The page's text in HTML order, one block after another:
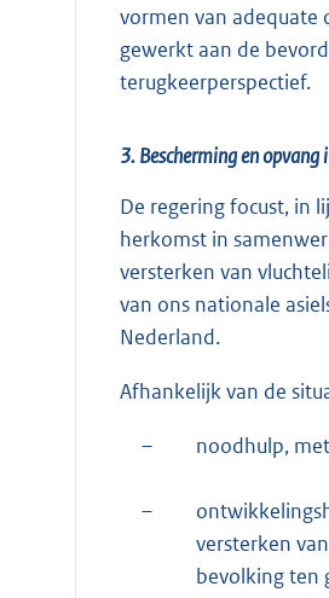
vormen van adequate
gewerkt aan de
terugkeerperspectief.
3. Bescherming en opvang
De regering focust, in
herkomst in
versterken van
van ons nationale
Nederland.
Afhankelijk van de
– noodhulp,
–
versterken
bevolking ten